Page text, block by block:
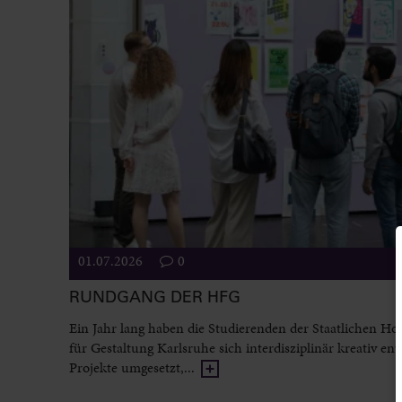
01.07.2026 0
RUNDGANG DER HFG
Ein Jahr lang haben die Studierenden der Staatlichen
für Gestaltung Karlsruhe sich interdisziplinär kreativ
Projekte umgesetzt,...